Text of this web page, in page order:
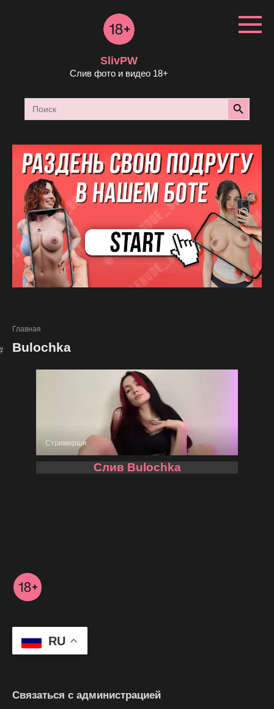
SlivPW
Слив фото и видео 18+
Search
for:
Search Button
Главная
Bulochka
Стримерши
Слив Bulochka
RU
Связаться с администрацией